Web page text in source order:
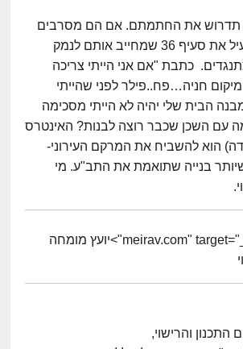
תדרוש את החתמתם. אם הם מסרבים
לחתום- ניתן להפעיל את סעיף 36 שמחייב אותם לנמק
כתבת "אם אני הייתי צריכה
חניה…פח..פילר לפני שהייתי
הבית שלי יהיה לא הייתי מסכימה
עם השכן שכבר רוצה לבנות? האינטרס
הוא להשביח את המרקם העירוני-
בנייה שתואמת את התב"ע. מי
ארז מירב -meirav.com" target="_blank">יועץ מומחה
התכנון והרישוי,